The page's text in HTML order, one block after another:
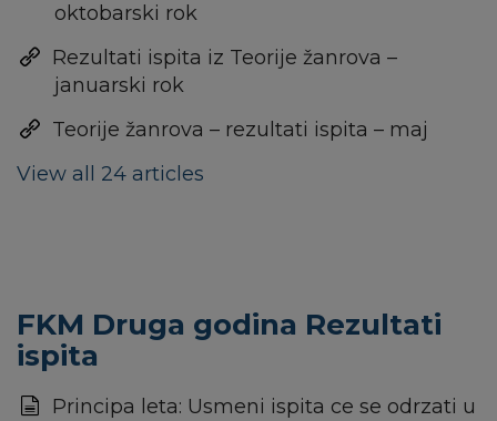
oktobarski rok
Rezultati ispita iz Teorije žanrova –
januarski rok
Teorije žanrova – rezultati ispita – maj
View all 24 articles
FKM Druga godina Rezultati
ispita
Principa leta: Usmeni ispita ce se odrzati u